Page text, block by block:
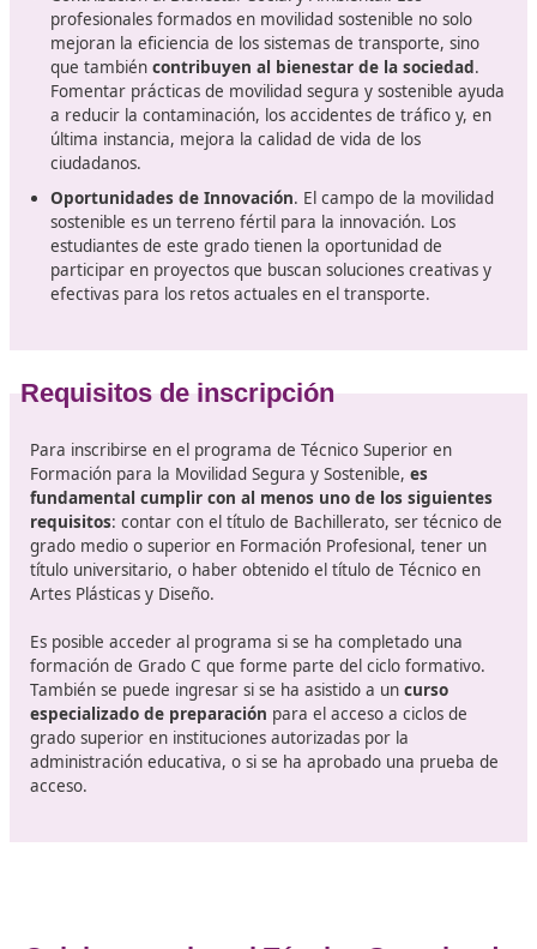
Beneficios de esta formación
Formación Integral. Este programa de formación
profesional proporciona una
educación integral
combina teoría y práctica. Los estudiantes
conocimientos sobre tecnologías de transporte,
de seguridad, ergonomía, y sostenibilidad
les permite comprender no solo cómo funcionan los
Adaptación a un Mercado Laboral en Evolución
para gobiernos y empresas. Con el auge de las
sostenibilidad y la necesidad de reducir la huella de
carbono, la demanda de profesionales capacitados
campo está en aumento.
Contribución al Bienestar Social y Ambiental. Los
profesionales formados en movilidad sostenible no
mejoran la eficiencia de los sistemas de transporte,
que tambiéncontribuyen al bienestar de la
Fomentar prácticas de movilidad segura y
a reducir la contaminación, los accidentes de tráfico
última instancia, mejora la calidad de vida de los
ciudadanos.